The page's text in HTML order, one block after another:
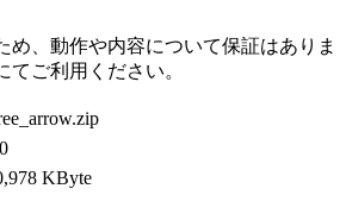
、動作や内容について保証はありま
ご利用ください。
KByte